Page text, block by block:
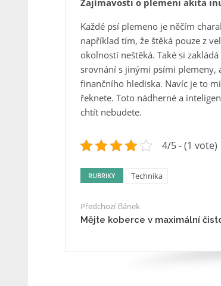
Každé psí plemeno je něčím
například tím, že štěká pouze z
okolností neštěká. Také si
srovnání s jinými psími plemeny,
finančního hlediska. Navíc je to
řeknete. Toto nádherné a
chtít nebudete.
4/5 - (1 vote)
RUBRIKY Technika
Předchozí článek
Mějte koberce v maximální